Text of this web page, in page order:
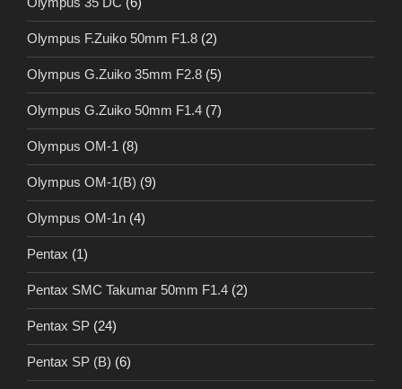
Olympus F.Zuiko 50mm F1.8 (2)
Olympus G.Zuiko 35mm F2.8 (5)
Olympus G.Zuiko 50mm F1.4 (7)
Olympus OM-1 (8)
Olympus OM-1(B) (9)
Olympus OM-1n (4)
Pentax (1)
Pentax SMC Takumar 50mm F1.4 (2)
Pentax SP (24)
Pentax SP (B) (6)